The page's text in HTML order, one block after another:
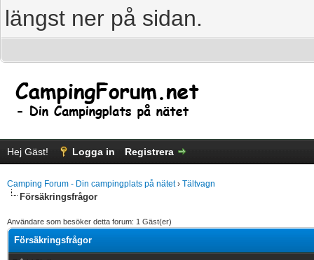
längst ner på sidan.
Hej Gäst! Logga in Registrera
Camping Forum - Din campingplats på nätet› Tältvagn
Försäkringsfrågor
Användare som besöker detta forum: 1 Gäst(er)
Försäkringsfrågor